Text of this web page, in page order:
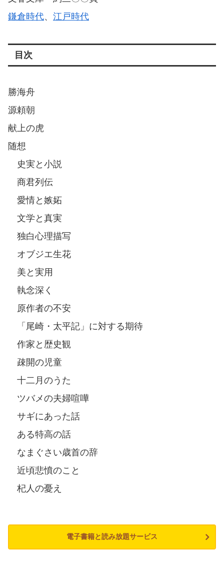
鎌倉時代、 江戸時代
目次
勝海舟
源頼朝
献上の虎
随想
史実と小説
商君列伝
愛情と嫉妬
文学と真実
独白心理描写
オブジエ生花
美と実用
執念深く
原作者の不安
「尾崎・太平記」に対する期待
作家と歴史観
疎開の児童
十二月のうた
ツバメの夫婦喧嘩
サギにあった話
ある特高の話
なまぐさい歳首の辞
近頃悲憤のこと
杞人の憂え
電子書籍と読み放題サービス